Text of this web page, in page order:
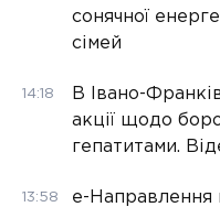
сонячної
сімей
14:18
В Івано-
акції щодо
гепатитами.
13:58
е-Направлення